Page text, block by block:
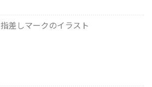
指差しマークのイラスト